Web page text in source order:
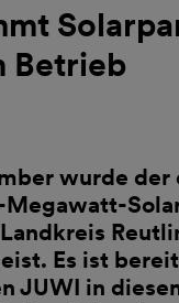
Betrieb
wurde der
Megawatt-
Es ist
JUWI in